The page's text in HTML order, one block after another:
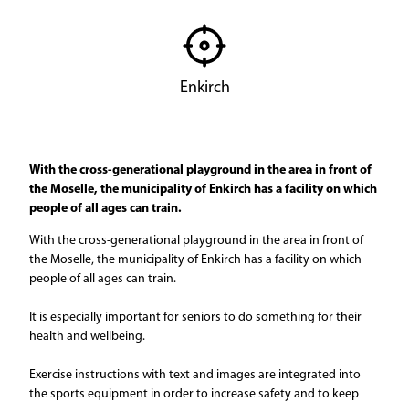
Enkirch
With the cross-generational playground in the area in front of
the Moselle, the municipality of Enkirch has a facility on which
people of all ages can train.
With the cross-generational playground in the area in front of
the Moselle, the municipality of Enkirch has a facility on which
people of all ages can train.
It is especially important for seniors to do something for their
health and wellbeing.
Exercise instructions with text and images are integrated into
the sports equipment in order to increase safety and to keep